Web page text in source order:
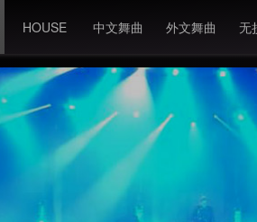
HOUSE 中文舞曲 外文舞曲 无